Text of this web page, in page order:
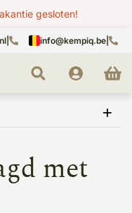
gesloten!
info@kempiq.be
met